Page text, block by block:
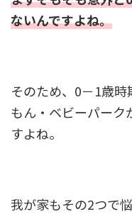
ないんですよね。
そのため、0－1歳
もん・ベビーパーク
すよね。
我が家もその2つで